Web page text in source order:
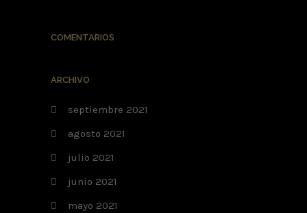
COMENTARIOS
ARCHIVO
septiembre 2021
agosto 2021
julio 2021
junio 2021
mayo 2021